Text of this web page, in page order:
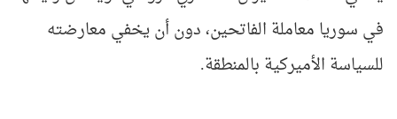
في سوريا معاملة الفاتحين، دون أن يخفي معارضته
للسياسة الأميركية بالمنطقة.